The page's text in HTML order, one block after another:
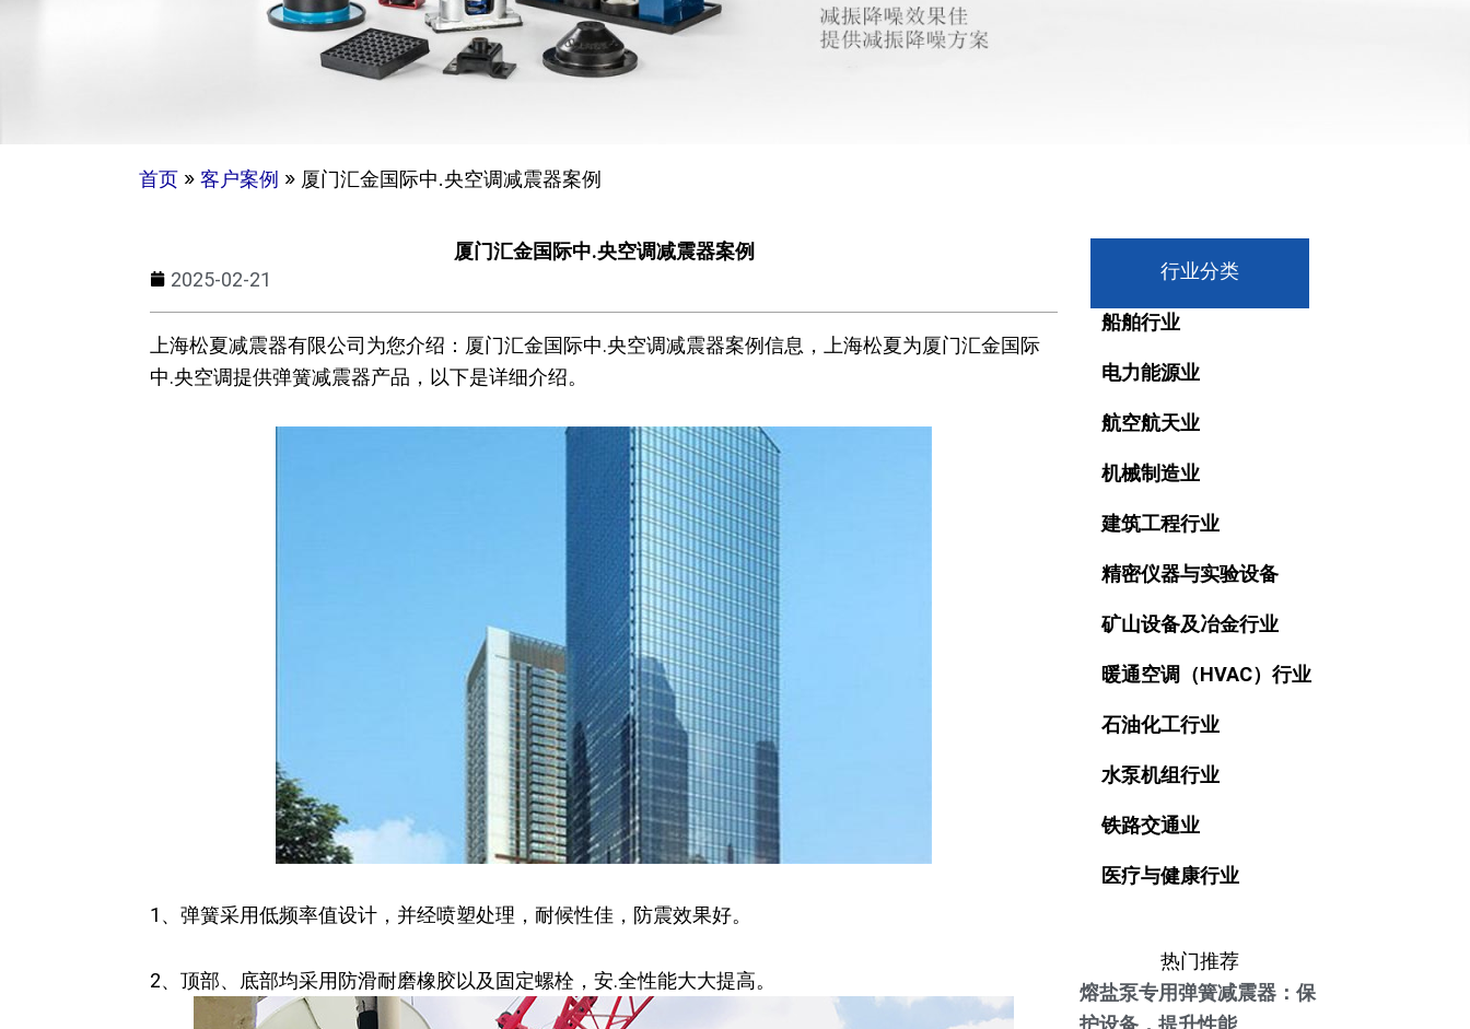
首页 » 客户案例 » 厦门汇金国际中.央空调减震器案例
厦门汇金国际中.央空调减震器案例
2025-02-21
上海松夏减震器有限公司为您介绍：厦门汇金国际中.央空调减震器案例信息，上海松夏为厦门汇金国际
中.央空调提供弹簧减震器产品，以下是详细介绍。
1、弹簧采用低频率值设计，并经喷塑处理，耐候性佳，防震效果好。
2、顶部、底部均采用防滑耐磨橡胶以及固定螺栓，安.全性能大大提高。
行业分类
船舶行业
电力能源业
航空航天业
机械制造业
建筑工程行业
精密仪器与实验设备
矿山设备及冶金行业
暖通空调（HVAC）行业
石油化工行业
水泵机组行业
铁路交通业
医疗与健康行业
热门推荐
熔盐泵专用弹簧减震器：保
护设备，提升性能